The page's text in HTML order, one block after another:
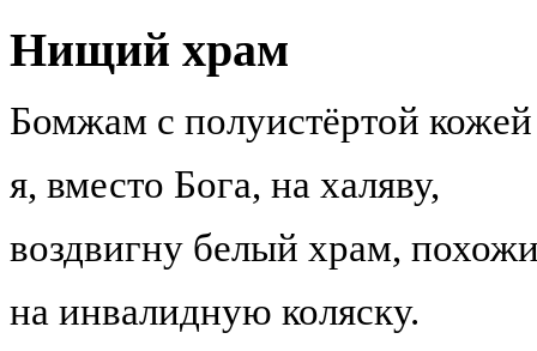
Нищий храм
Бомжам с полуистёртой кожей
я, вместо Бога, на халяву,
воздвигну белый храм,
на инвалидную коляску.